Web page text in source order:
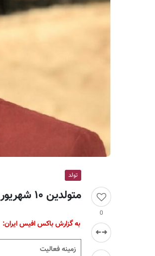
ی
0
تولد
متولدین ۱۰ شهریور سینما ، تئاتر و موسیقی؛ حسن اسدی
به گزارش باکس افیس ایران:
زمینه فعالیت